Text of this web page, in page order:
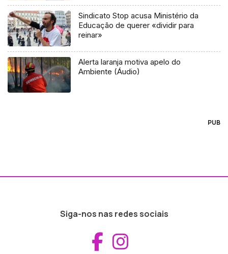
Sindicato Stop acusa Ministério da
Educação de querer «dividir para
reinar»
Alerta laranja motiva apelo do
Ambiente (Áudio)
PUB
Siga-nos nas redes sociais
Aceder ao